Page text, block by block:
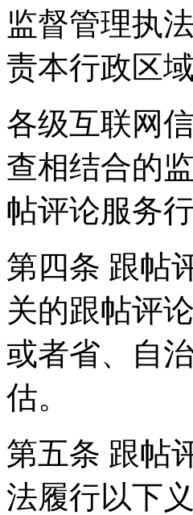
监督管理执
责本行政区
各级互联网
查相结合的
帖评论服务行
第四条 跟帖
关的跟帖评
或者省、自
估。
第五条 跟帖
法履行以下义